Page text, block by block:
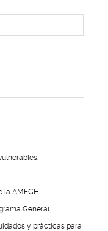
la AMEGH
General
y prácticas para